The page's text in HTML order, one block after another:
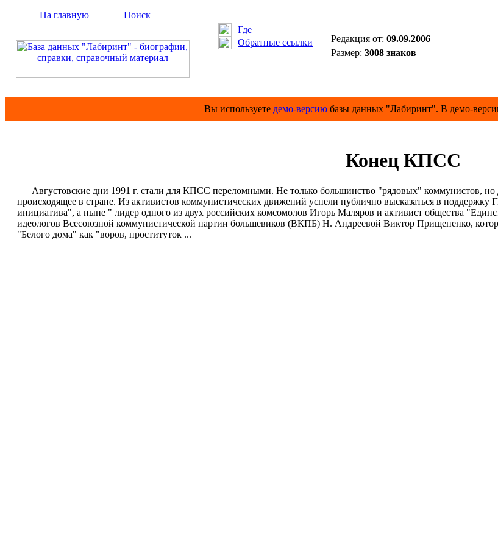
На главную
Поиск
Где
Обратные ссылки
Редакция от: 09.09.2006
Размер: 3008 знаков
Вы используете демо-версию базы данных "Лабиринт". В демо-
Конец КПСС
Августовские дни 1991 г. стали для КПСС переломными. Не только большинство "рядовых" коммунистов, но
происходящее в стране. Из активистов коммунистических движений успели публично высказаться в
инициатива", а ныне " лидер одного из двух российских комсомолов Игорь Маляров и активист общества
идеологов Всесоюзной коммунистической партии большевиков (ВКПБ) Н. Андреевой Виктор Прищепенко,
"Белого дома" как "воров, проституток ...